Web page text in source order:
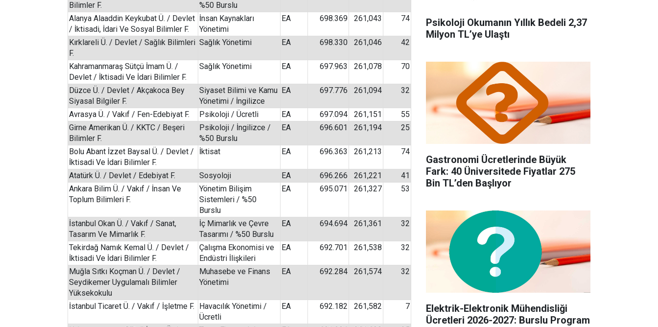
Bilimler F.
%50 Burslu
Alanya Alaaddin Keykubat Ü. / Devlet
/ İktisadi, İdari Ve Sosyal Bilimler F.
İnsan Kaynakları
Yönetimi
EA 698.369 261,043 74
Kırklareli Ü. / Devlet / Sağlık Bilimleri
F.
Sağlık Yönetimi EA 698.330 261,046 42
Kahramanmaraş Sütçü İmam Ü. /
Devlet / İktisadi Ve İdari Bilimler F.
Sağlık Yönetimi EA 697.963 261,078 70
Düzce Ü. / Devlet / Akçakoca Bey
Siyasal Bilgiler F.
Siyaset Bilimi ve Kamu
Yönetimi / İngilizce
EA 697.776 261,094 32
Avrasya Ü. / Vakıf / Fen-Edebiyat F. Psikoloji / Ücretli EA 697.094 261,151
55
Girne Amerikan Ü. / KKTC / Beşeri
Bilimler F.
Psikoloji / İngilizce /
%50 Burslu
EA 696.601 261,194 25
Bolu Abant İzzet Baysal Ü. / Devlet /
İktisadi Ve İdari Bilimler F.
İktisat EA 696.363 261,213 74
Atatürk Ü. / Devlet / Edebiyat F. Sosyoloji EA 696.266 261,221
41
Ankara Bilim Ü. / Vakıf / İnsan Ve
Toplum Bilimleri F.
Yönetim Bilişim
Sistemleri / %50
Burslu
EA 695.071 261,327 53
İstanbul Okan Ü. / Vakıf / Sanat,
Tasarım Ve Mimarlık F.
İç Mimarlık ve Çevre
Tasarımı / %50 Burslu
EA 694.694 261,361 32
Tekirdağ Namık Kemal Ü. / Devlet /
İktisadi Ve İdari Bilimler F.
Çalışma Ekonomisi ve
Endüstri İlişkileri
EA 692.701 261,538 32
Muğla Sıtkı Koçman Ü. / Devlet /
Seydikemer Uygulamalı Bilimler
Yüksekokulu
Muhasebe ve Finans
Yönetimi
EA 692.284 261,574 32
İstanbul Ticaret Ü. / Vakıf / İşletme F.
Havacılık Yönetimi /
Ücretli
EA 692.182 261,582 7
Psikoloji Okumanın Yıllık Bedeli 2,37
Milyon TL’ye Ulaştı
Gastronomi Ücretlerinde Büyük
Fark: 40 Üniversitede Fiyatlar 275
Bin TL’den Başlıyor
Elektrik-Elektronik Mühendisliği
Ücretleri 2026-2027: Burslu Program